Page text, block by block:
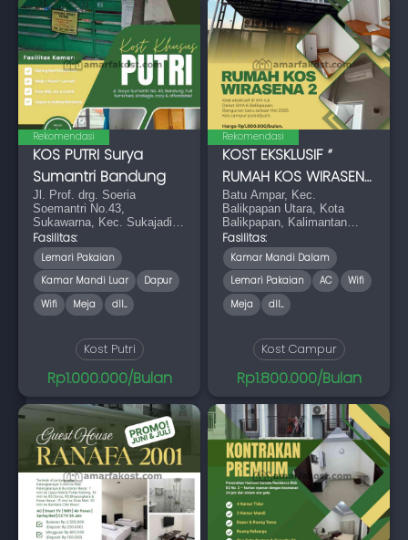
Rekomendasi
KOS PUTRI Surya
Sumantri Bandung
Jl. Prof. drg. Soeria
Soemantri No.43,
Sukawarna, Kec. Sukajadi,
Kota Bandung, Jawa Barat
40164
Fasilitas:
Lemari Pakaian
Kamar Mandi Luar
Dapur
Wifi
Meja dll...
Kost Putri
Rp1.000.000/Bulan
Rekomendasi
KOST EKSKLUSIF “
RUMAH KOS WIRASENA
2 “ - KM 4,5 D
Batu Ampar, Kec.
Balikpapan Utara, Kota
Balikpapan, Kalimantan
Timur 76136
Fasilitas:
Kamar Mandi Dalam
Lemari Pakaian
AC
Wifi
Meja
dll...
Kost Campur
Rp1.800.000/Bulan